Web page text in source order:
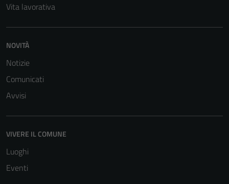
Vita lavorativa
NOVITÀ
Notizie
Comunicati
Avvisi
VIVERE IL COMUNE
Luoghi
Eventi
per il